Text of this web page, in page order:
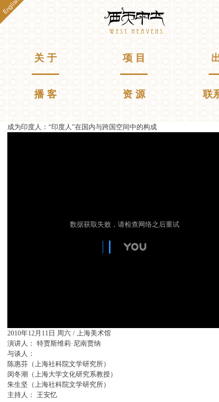
跳
转
到
主
要
内
容
Westheavens
English
主菜单 关 于 项 目
播 客 资 源 联
成为印度人：“印度人”在国内与跨国空间中的构成
数据获取失败，请检查网络之后重试
2010年12月11日 周六 / 上海美术馆
演讲人： 特贾斯维莉·尼南贾纳
与谈人：
陈惠芬（上海社科院文学研究所）
闵冬潮（上海大学文化研究系教授）
朱生坚（上海社科院文学研究所）
主持人： 王安忆